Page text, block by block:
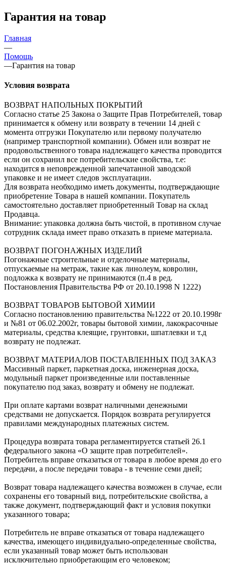
Гарантия на товар
Главная
—
Помощь
—Гарантия на товар
Условия возврата
ВОЗВРАТ НАПОЛЬНЫХ ПОКРЫТИЙ
Согласно статье 25 Закона о Защите Прав Потребителей, товар
принимается к обмену или возврату в течении 14 дней с
момента отгрузки Покупателю или первому получателю
(например транспортной компании). Обмен или возврат не
продовольственного товара надлежащего качества проводится
если он сохранил все потребительские свойства, т.е:
находится в неповрежденной запечатанной заводской
упаковке и не имеет следов эксплуатации.
Для возврата необходимо иметь документы, подтверждающие
приобретение Товара в нашей компании. Покупатель
самостоятельно доставляет приобретенный Товар на склад
Продавца.
Внимание: упаковка должна быть чистой, в противном случае
сотрудник склада имеет право отказать в приеме материала.
ВОЗВРАТ ПОГОНАЖНЫХ ИЗДЕЛИЙ
Погонажные строительные и отделочные материалы,
отпускаемые на метраж, такие как линолеум, ковролин,
подложка к возврату не принимаются (п.4 в ред.
Постановления Правительства РФ от 20.10.1998 N 1222)
ВОЗВРАТ ТОВАРОВ БЫТОВОЙ ХИМИИ
Согласно постановлению правительства №1222 от 20.10.1998г
и №81 от 06.02.2002г, товары бытовой химии, лакокрасочные
материалы, средства клеящие, грунтовки, шпатлевки и т.д
возврату не подлежат.
ВОЗВРАТ МАТЕРИАЛОВ ПОСТАВЛЕННЫХ ПОД ЗАКАЗ
Массивный паркет, паркетная доска, инженерная доска,
модульный паркет произведенные или поставленные
покупателю под заказ, возврату и обмену не подлежат.
При оплате картами возврат наличными денежными
средствами не допускается. Порядок возврата регулируется
правилами международных платежных систем.
Процедура возврата товара регламентируется статьей 26.1
федерального закона «О защите прав потребителей».
Потребитель вправе отказаться от товара в любое время до его
передачи, а после передачи товара - в течение семи дней;
Возврат товара надлежащего качества возможен в случае, если
сохранены его товарный вид, потребительские свойства, а
также документ, подтверждающий факт и условия покупки
указанного товара;
Потребитель не вправе отказаться от товара надлежащего
качества, имеющего индивидуально-определенные свойства,
если указанный товар может быть использован
исключительно приобретающим его человеком;